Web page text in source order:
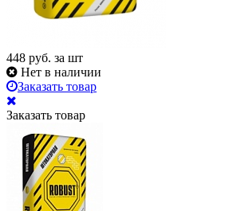
448 руб. за шт
Нет в наличии
Заказать товар
Заказать товар